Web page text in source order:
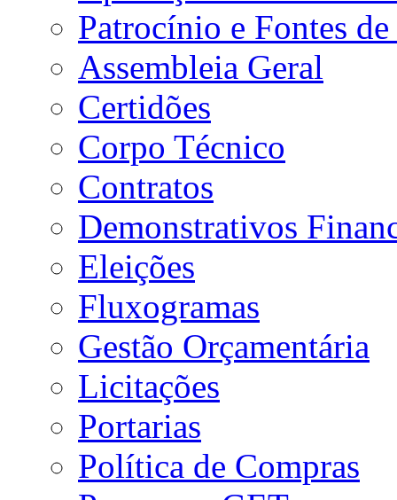
Patrocínio e Fontes de
Assembleia Geral
Certidões
Corpo Técnico
Contratos
Demonstrativos
Eleições
Fluxogramas
Gestão Orçamentária
Licitações
Portarias
Política de Compras